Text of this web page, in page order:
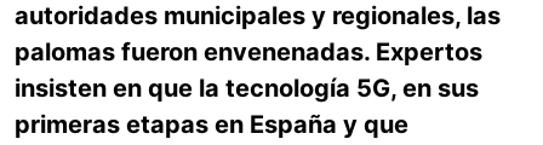
autoridades municipales y regionales, las
palomas fueron envenenadas. Expertos
insisten en que la tecnología 5G, en sus
primeras etapas en España y que